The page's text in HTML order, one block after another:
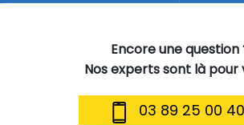
Encore une question
Nos experts sont là pour
03 89 25 00 40